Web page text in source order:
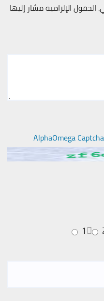
الحقول الإلزامية مشار إليها
AlphaOmega
1